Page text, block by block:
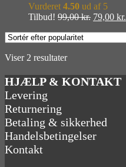
Vurderet 4.50 ud af 5
Tilbud! 99,00kr. Den
79,00 kr.
Viser 2 resultaterSorteret
popularitet
HJÆLP & KONTAKT
Levering
Returnering
Betaling & sikkerhed
Handelsbetingelser
Kontakt